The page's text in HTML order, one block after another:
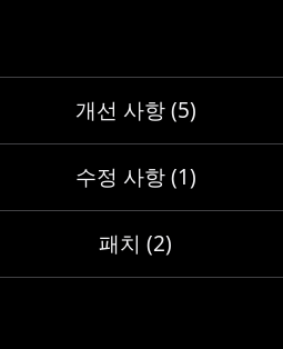
개선 사항 (5)
수정 사항 (1)
패치 (2)